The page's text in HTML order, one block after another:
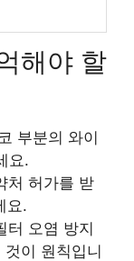
해야 할
부분의 와이
요.
처 허가를 받
요.
터 오염 방지
이 원칙입니